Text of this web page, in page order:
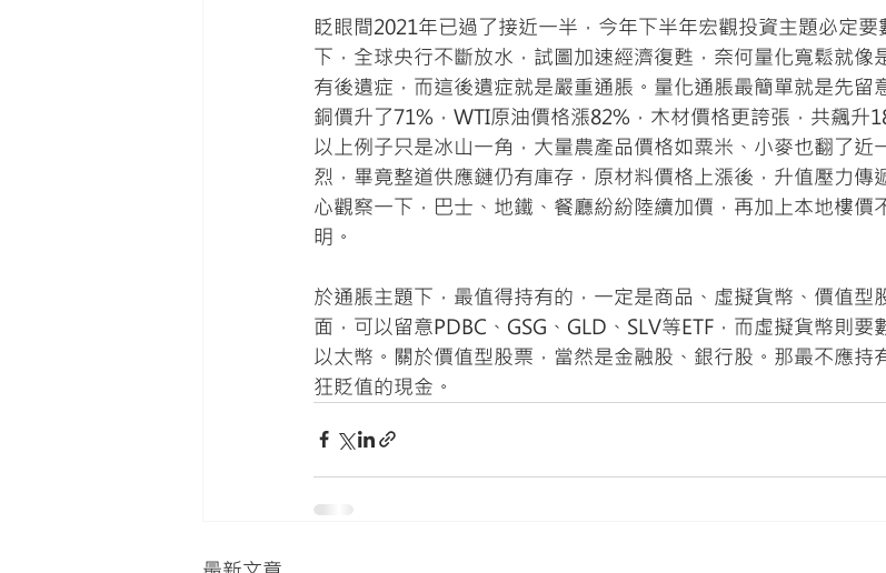
眨眼間2021年已過了接近一半，今年下半年宏觀投資主題必定
下，全球央行不斷放水，試圖加速經濟復甦，奈何量化寬鬆就像
有後遺症，而這後遺症就是嚴重通脹。量化通脹最簡單就是先留
銅價升了71%，WTI原油價格漲82%，木材價格更誇張，共飆升
以上例子只是冰山一角，大量農產品價格如粟米、小麥也翻了近
烈，畢竟整道供應鏈仍有庫存，原材料價格上漲後，升值壓力傳
心觀察一下，巴士、地鐵、餐廳紛紛陸續加價，再加上本地樓價
明。
於通脹主題下，最值得持有的，一定是商品、虛擬貨幣、價值型
面，可以留意PDBC、GSG、GLD、SLV等ETF，而虛擬貨幣則要
以太幣。關於價值型股票，當然是金融股、銀行股。那最不應持
狂貶值的現金。